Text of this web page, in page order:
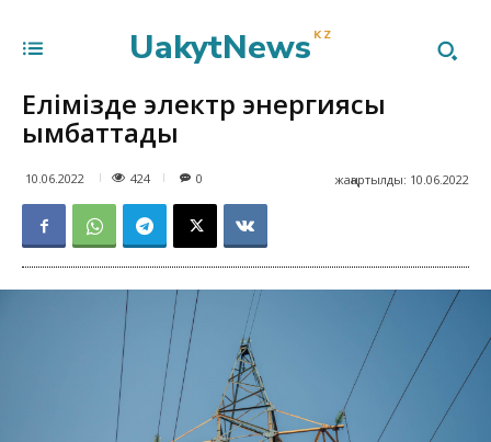
UakytNews KZ
Елімізде электр энергиясы
қымбаттады
10.06.2022 424 жаңартылды: 10.06.2022
0